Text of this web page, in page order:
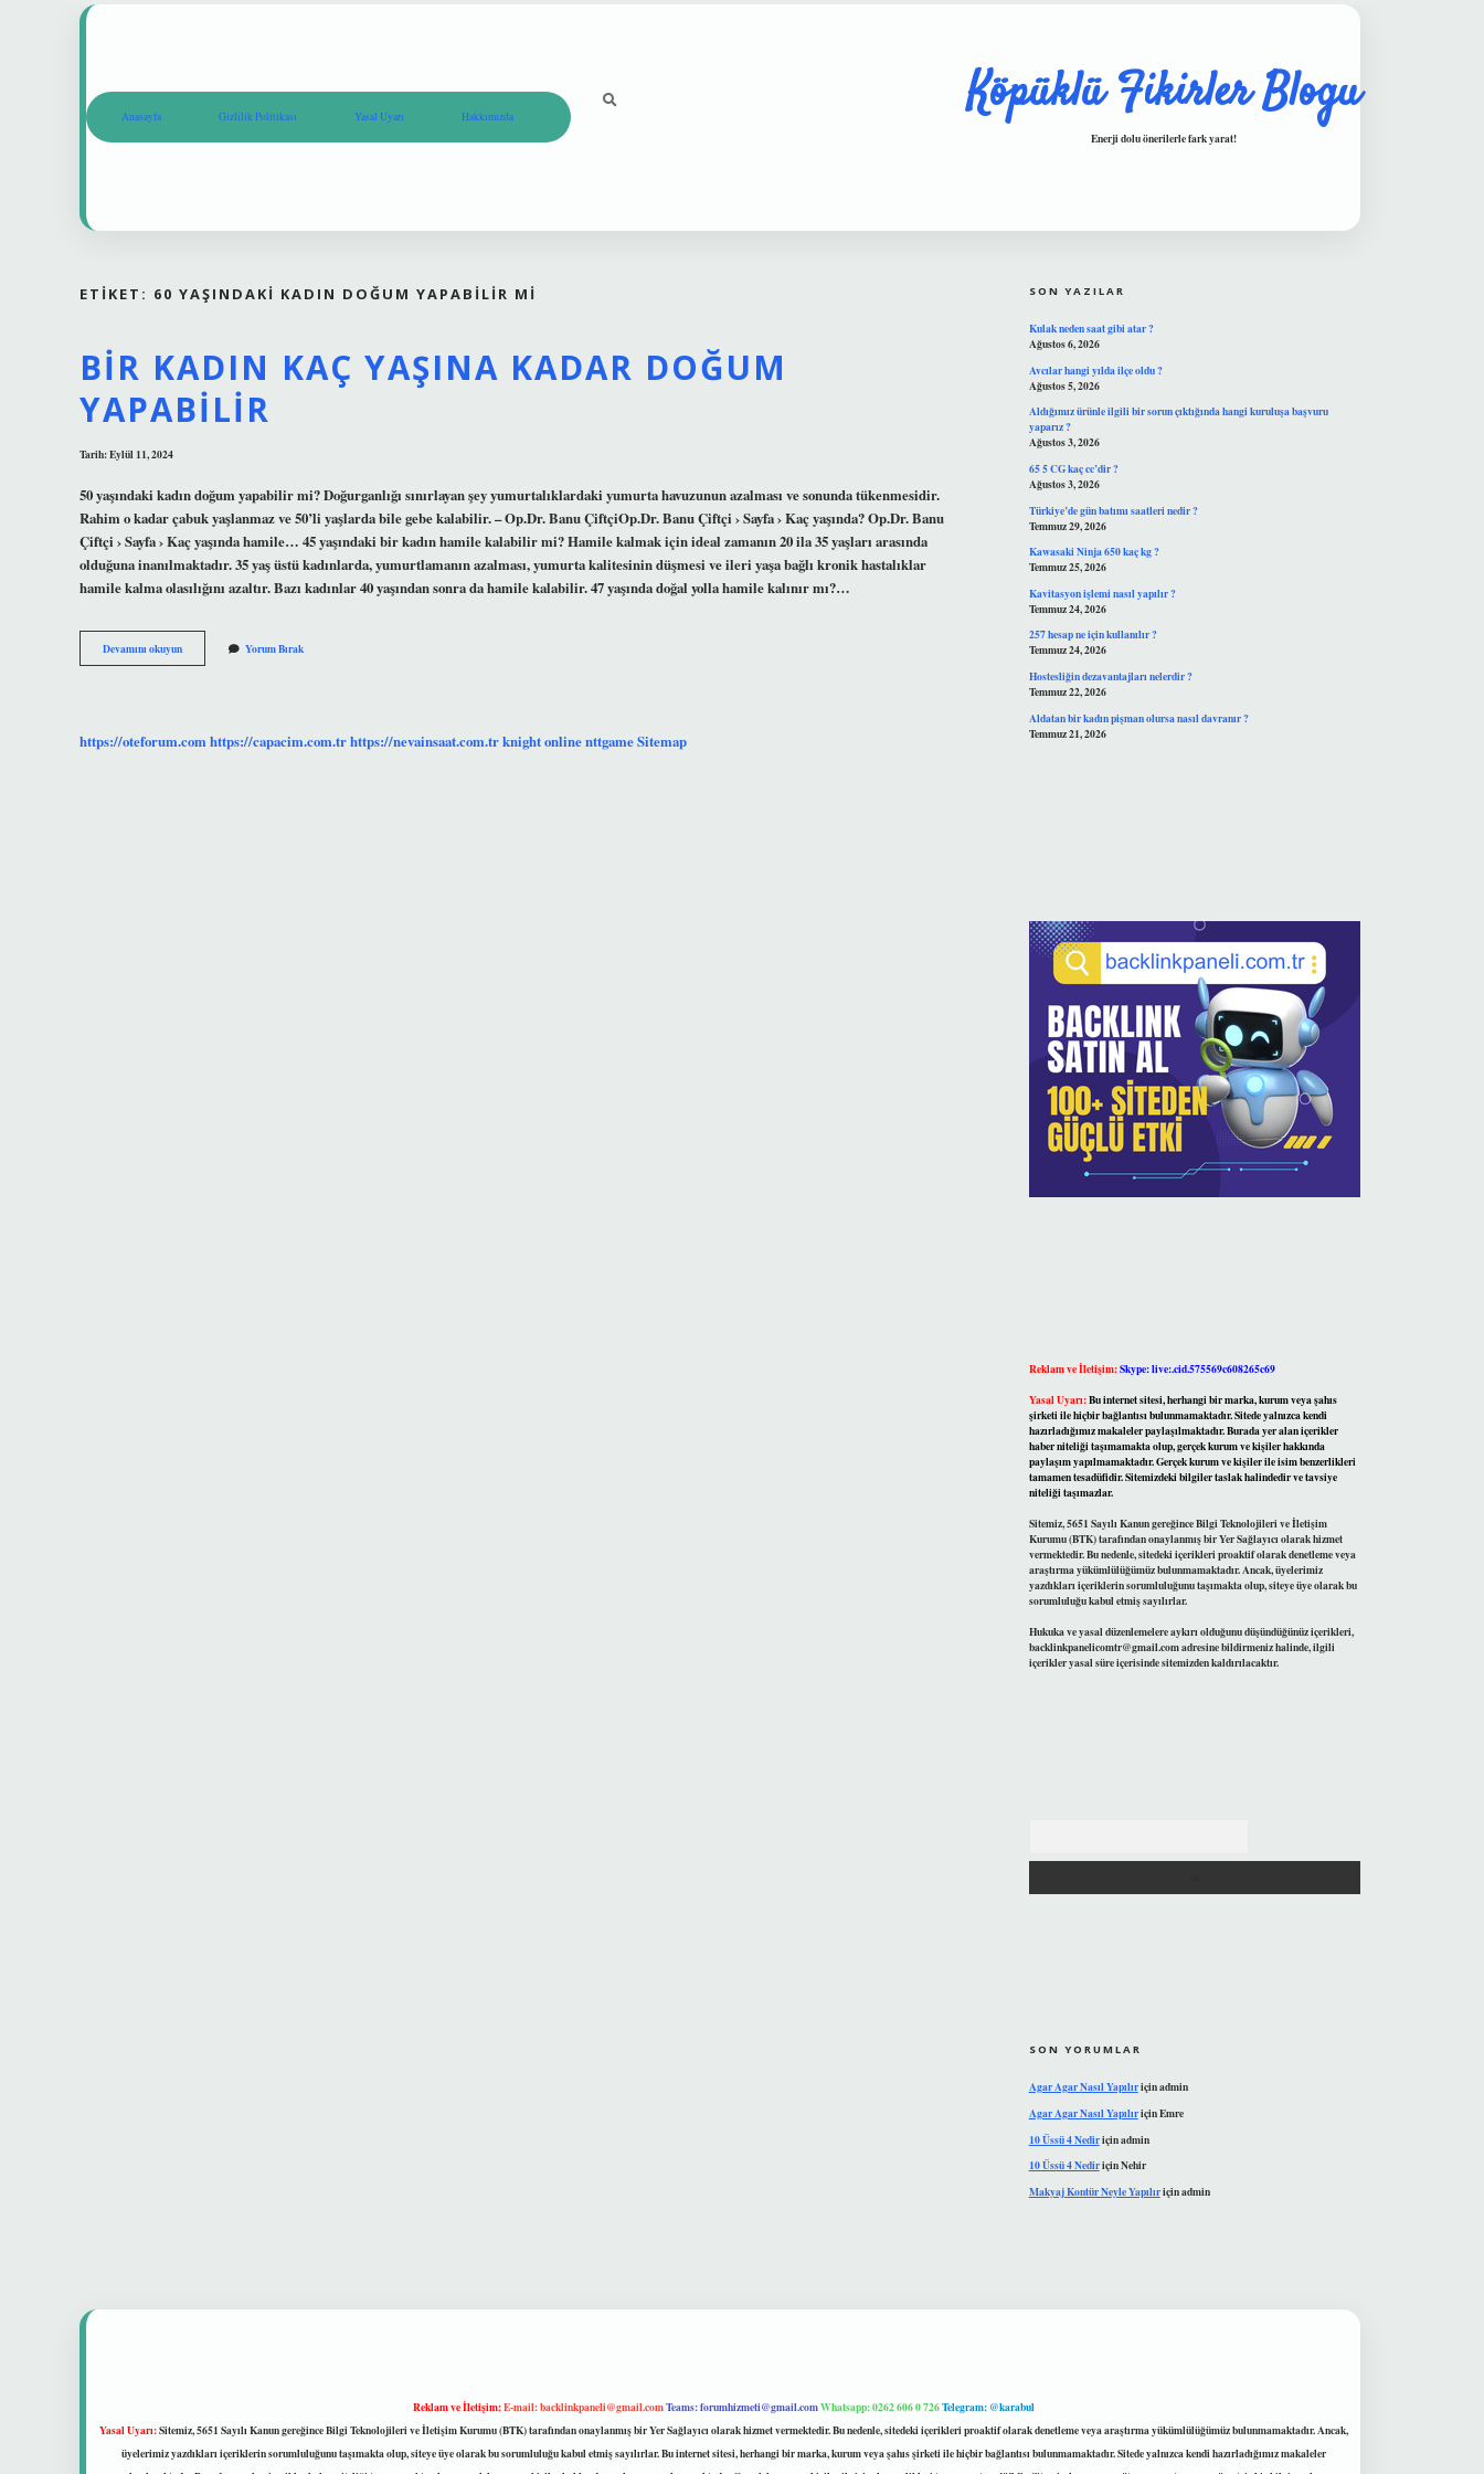
Anasayfa Gizlilik Politikası Yasal Uyarı Hakkımızda Köpüklü Fikirler Blogu
Enerji dolu önerilerle fark yarat!
ETIKET: 60 YAŞINDAKI KADIN DOĞUM YAPABILIR MI
BIR KADIN KAÇ YAŞINA KADAR DOĞUM
YAPABILIR
Tarih: Eylül 11, 2024
50 yaşındaki kadın doğum yapabilir mi? Doğurganlığı sınırlayan şey yumurtalıklardaki yumurta havuzunun azalması ve sonunda tükenmesidir.
Rahim o kadar çabuk yaşlanmaz ve 50’li yaşlarda bile gebe kalabilir. – Op.Dr. Banu ÇiftçiOp.Dr. Banu Çiftçi › Sayfa › Kaç yaşında? Op.Dr. Banu
Çiftçi › Sayfa › Kaç yaşında hamile… 45 yaşındaki bir kadın hamile kalabilir mi? Hamile kalmak için ideal zamanın 20 ila 35 yaşları arasında
olduğuna inanılmaktadır. 35 yaş üstü kadınlarda, yumurtlamanın azalması, yumurta kalitesinin düşmesi ve ileri yaşa bağlı kronik hastalıklar
hamile kalma olasılığını azaltır. Bazı kadınlar 40 yaşından sonra da hamile kalabilir. 47 yaşında doğal yolla hamile kalınır mı?…
Devamını okuyunBir
Kadın
Yapabilir
Yorum Bırak
https://oteforum.comhttps://capacim.com.trhttps://nevainsaat.com.trknight onlinenttgameSitemap
SON YAZILAR
Kulak neden saat gibi atar ?
Ağustos 6, 2026
Avcılar hangi yılda ilçe oldu ?
Ağustos 5, 2026
Aldığımız ürünle ilgili bir sorun çıktığında hangi kuruluşa başvuru
yaparız ?
Ağustos 3, 2026
65 5 CG kaç cc’dir ?
Ağustos 3, 2026
Türkiye’de gün batımı saatleri nedir ?
Temmuz 29, 2026
Kawasaki Ninja 650 kaç kg ?
Temmuz 25, 2026
Kavitasyon işlemi nasıl yapılır ?
Temmuz 24, 2026
257 hesap ne için kullanılır ?
Temmuz 24, 2026
Hostesliğin dezavantajları nelerdir ?
Temmuz 22, 2026
Aldatan bir kadın pişman olursa nasıl davranır ?
Temmuz 21, 2026
Reklam ve İletişim:Skype: live:.cid.575569c608265c69
Yasal Uyarı:Bu internet sitesi, herhangi bir marka, kurum veya şahıs
şirketi ile hiçbir bağlantısı bulunmamaktadır. Sitede yalnızca kendi
hazırladığımız makaleler paylaşılmaktadır. Burada yer alan içerikler
haber niteliği taşımamakta olup, gerçek kurum ve kişiler hakkında
paylaşım yapılmamaktadır. Gerçek kurum ve kişiler ile isim benzerlikleri
tamamen tesadüfidir. Sitemizdeki bilgiler taslak halindedir ve tavsiye
niteliği taşımazlar.
Sitemiz, 5651 Sayılı Kanun gereğince Bilgi Teknolojileri ve İletişim
Kurumu (BTK) tarafından onaylanmış bir Yer Sağlayıcı olarak hizmet
vermektedir. Bu nedenle, sitedeki içerikleri proaktif olarak denetleme veya
araştırma yükümlülüğümüz bulunmamaktadır. Ancak, üyelerimiz
yazdıkları içeriklerin sorumluluğunu taşımakta olup, siteye üye olarak bu
sorumluluğu kabul etmiş sayılırlar.
Hukuka ve yasal düzenlemelere aykırı olduğunu düşündüğünüz içerikleri,
backlinkpanelicomtr@gmail.comadresine bildirmeniz halinde, ilgili
içerikler yasal süre içerisinde sitemizden kaldırılacaktır.
SON YORUMLAR
Agar Agar Nasıl Yapılıriçinadmin
Agar Agar Nasıl YapılıriçinEmre
10 Üssü 4 Nediriçinadmin
10 Üssü 4 NediriçinNehir
Makyaj Kontür Neyle Yapılıriçinadmin
Reklam ve İletişim:E-mail:backlinkpaneli@gmail.comTeams:forumhizmeti@gmail.comWhatsapp: 0262 606 0 726Telegram: @karabul
Yasal Uyarı:Sitemiz, 5651 Sayılı Kanun gereğince Bilgi Teknolojileri ve İletişim Kurumu (BTK) tarafından onaylanmış bir Yer Sağlayıcı olarak hizmet vermektedir. Bu nedenle, sitedeki içerikleri proaktif olarak denetleme veya araştırma yükümlülüğümüz bulunmamaktadır. Ancak,
üyelerimiz yazdıkları içeriklerin sorumluluğunu taşımakta olup, siteye üye olarak bu sorumluluğu kabul etmiş sayılırlar. Bu internet sitesi, herhangi bir marka, kurum veya şahıs şirketi ile hiçbir bağlantısı bulunmamaktadır. Sitede yalnızca kendi hazırladığımız makaleler